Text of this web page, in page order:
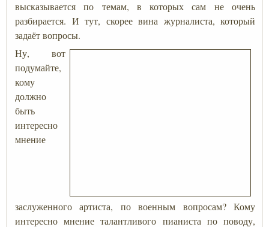
высказывается по темам, в которых сам не очень
разбирается. И тут, скорее вина журналиста, который
задаёт вопросы.
Ну, вот
подумайте,
кому
должно
быть
интересно
мнение
заслуженного артиста, по военным вопросам? Кому
интересно мнение талантливого пианиста по поводу,